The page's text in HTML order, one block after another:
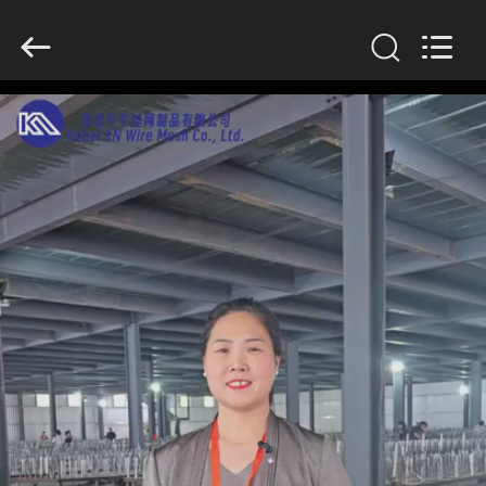
HEIM
PRODUKTE
ÜBER
UNS
WERKSBESICHTIGUNG
QUALITÄTSKONTROLLE
Ltd..
Rights
Reserved.